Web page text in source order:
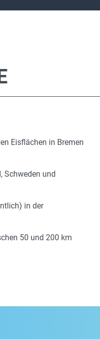
Eisflächen in Bremen
Schweden und
in der
50 und 200 km